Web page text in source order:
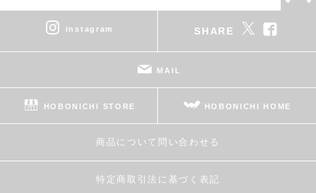
instagram SHARE
MAIL
HOBONICHI STORE HOBONICHI HOME
商品について問い合わせる
特定商取引法に基づく表記